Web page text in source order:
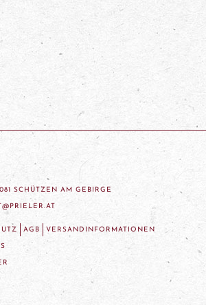
SCHÜTZEN AM GEBIRGE
AGB VERSANDINFORMATIONEN